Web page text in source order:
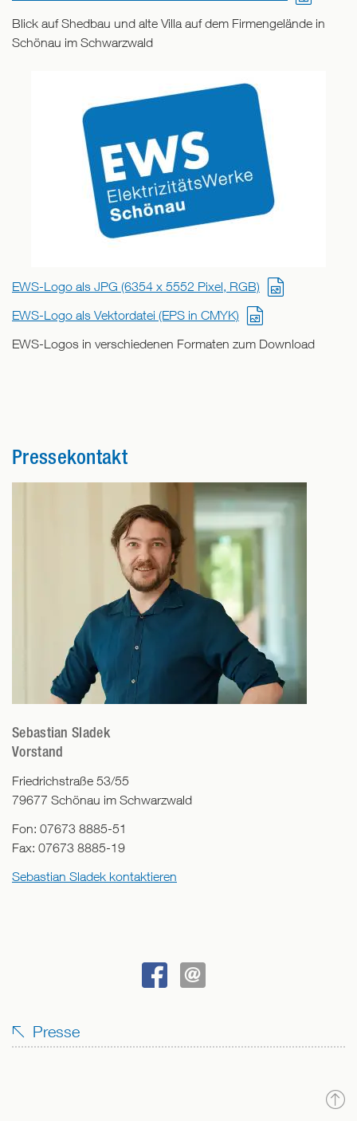
Blick auf Shedbau und alte Villa auf dem Firmengelände in
Schönau im Schwarzwald
EWS-Logo als JPG (6354 x 5552 Pixel, RGB)
EWS-Logo als Vektordatei (EPS in CMYK)
EWS-Logos in verschiedenen Formaten zum Download
Pressekontakt
Sebastian Sladek
Vorstand
Friedrichstraße 53/55
79677 Schönau im Schwarzwald
Fon: 07673 8885-51
Fax: 07673 8885-19
Sebastian Sladek kontaktieren
Presse